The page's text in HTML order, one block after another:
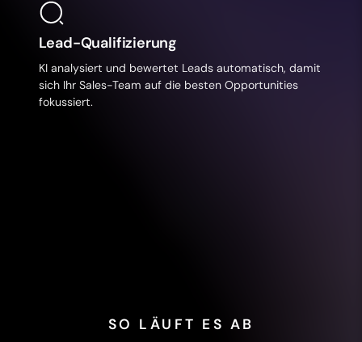
Lead-Qualifizierung
KI analysiert und bewertet Leads automatisch, damit
sich Ihr Sales-Team auf die besten Opportunities
fokussiert.
SO LÄUFT ES AB